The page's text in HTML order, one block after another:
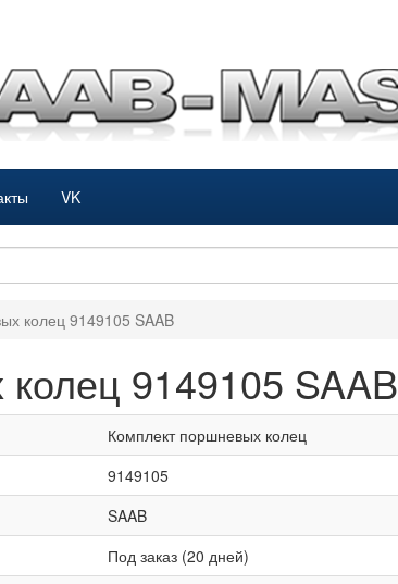
VK
колец 9149105 SAAB
9149105 SAAB
Комплект поршневых колец
9149105
SAAB
Под заказ (20 дней)